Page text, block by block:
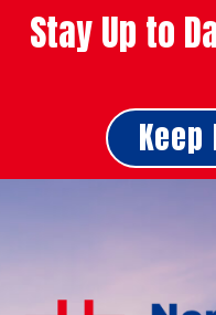
Stay Up to